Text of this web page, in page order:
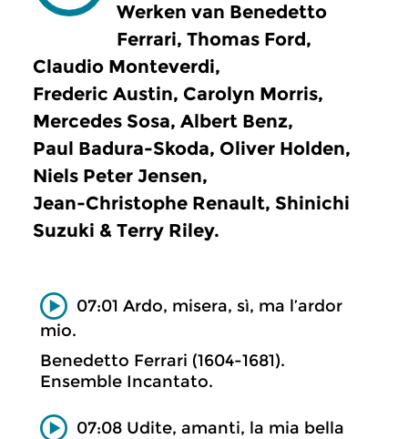
Werken van Benedetto
Ferrari, Thomas Ford,
Claudio Monteverdi,
Frederic Austin, Carolyn Morris,
Mercedes Sosa, Albert Benz,
Paul Badura-Skoda, Oliver Holden,
Niels Peter Jensen,
Jean-Christophe Renault, Shinichi
Suzuki & Terry Riley.
07:01 Ardo, misera, sì, ma l’ardor
mio.
Benedetto Ferrari (1604-1681).
Ensemble Incantato.
07:08 Udite, amanti, la mia bella